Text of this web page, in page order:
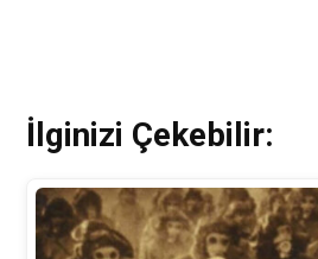
İlginizi Çekebilir: